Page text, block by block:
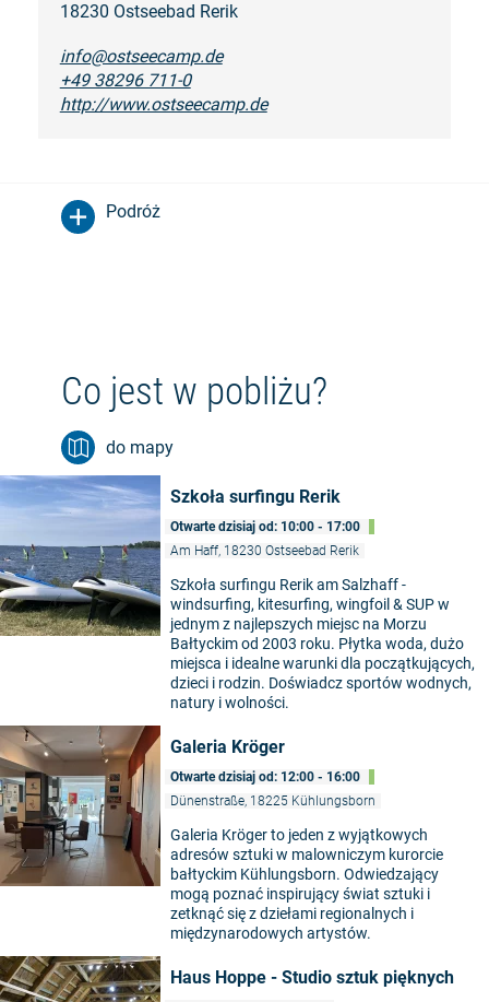
18230 Ostseebad Rerik
info@ostseecamp.de
+49 38296 711-0
http://www.ostseecamp.de
Podróż
Co jest w pobliżu?
do mapy
Szkoła surfingu Rerik
Otwarte dzisiaj od: 10:00 - 17:00
Am Haff, 18230 Ostseebad Rerik
Szkoła surfingu Rerik am Salzhaff -
windsurfing, kitesurfing, wingfoil & SUP w
jednym z najlepszych miejsc na Morzu
Bałtyckim od 2003 roku. Płytka woda, dużo
miejsca i idealne warunki dla początkujących,
dzieci i rodzin. Doświadcz sportów wodnych,
natury i wolności.
Galeria Kröger
Otwarte dzisiaj od: 12:00 - 16:00
Dünenstraße, 18225 Kühlungsborn
Galeria Kröger to jeden z wyjątkowych
adresów sztuki w malowniczym kurorcie
bałtyckim Kühlungsborn. Odwiedzający
mogą poznać inspirujący świat sztuki i
zetknąć się z dziełami regionalnych i
międzynarodowych artystów.
Haus Hoppe - Studio sztuk pięknych